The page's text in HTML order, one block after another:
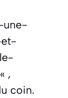
une-
,
coin.